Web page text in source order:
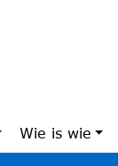
Wie is wie